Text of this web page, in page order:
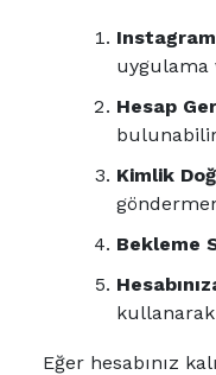
uygulama
Hesap
Kimlik
Bekleme
Eğer hesabınız